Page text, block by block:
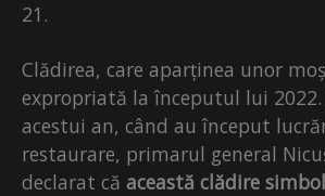
21.
Clădirea, care aparținea unor
expropriată la începutul lui
acestui an, când au început
restaurare, primarul general
declarat că această clădire